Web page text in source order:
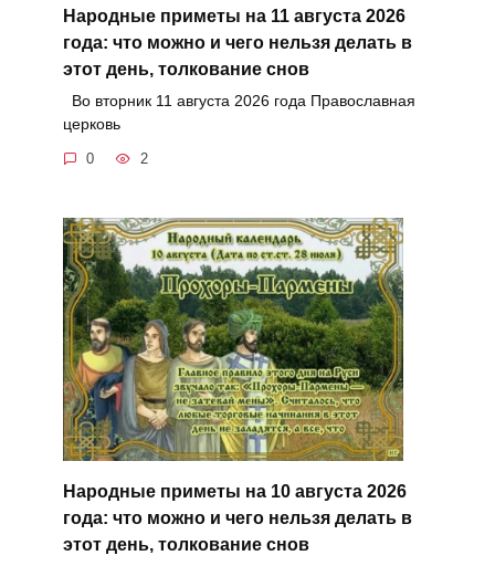
Народные приметы на 11 августа 2026
года: что можно и чего нельзя делать в
этот день, толкование снов
Во вторник 11 августа 2026 года Православная
церковь
0 2
Народные приметы на 10 августа 2026
года: что можно и чего нельзя делать в
этот день, толкование снов